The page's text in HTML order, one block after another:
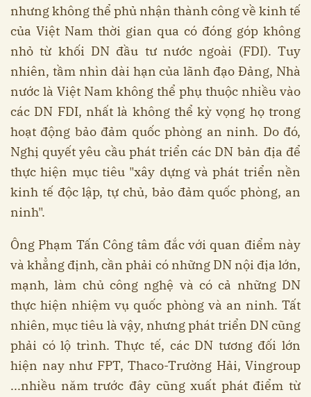
nhưng không thể phủ nhận thành công về kinh tế
của Việt Nam thời gian qua có đóng góp không
nhỏ từ khối DN đầu tư nước ngoài (FDI). Tuy
nhiên, tầm nhìn dài hạn của lãnh đạo Đảng, Nhà
nước là Việt Nam không thể phụ thuộc nhiều vào
các DN FDI, nhất là không thể kỳ vọng họ trong
hoạt động bảo đảm quốc phòng an ninh. Do đó,
Nghị quyết yêu cầu phát triển các DN bản địa để
thực hiện mục tiêu "xây dựng và phát triển nền
kinh tế độc lập, tự chủ, bảo đảm quốc phòng, an
ninh".
Ông Phạm Tấn Công tâm đắc với quan điểm này
và khẳng định, cần phải có những DN nội địa lớn,
mạnh, làm chủ công nghệ và có cả những DN
thực hiện nhiệm vụ quốc phòng và an ninh. Tất
nhiên, mục tiêu là vậy, nhưng phát triển DN cũng
phải có lộ trình. Thực tế, các DN tương đối lớn
hiện nay như FPT, Thaco-Trường Hải, Vingroup
...nhiều năm trước đây cũng xuất phát điểm từ